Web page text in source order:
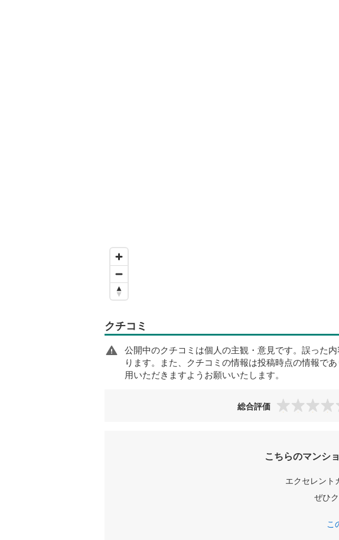
クチコミ
公開中のクチコミは個人の主観・意見です。誤った
ります。また、クチコミの情報は投稿時点の情報で
用いただきますようお願いいたします。
総合評価
こちらのマンシ
エクセレント
ぜひ
こ